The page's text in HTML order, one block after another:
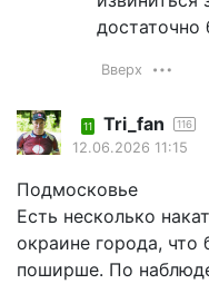
достаточно
Вверх
11 Tri_fan 116
12.06.2026 11:15
Подмосковье
Есть несколько
окраине города,
поширше. По